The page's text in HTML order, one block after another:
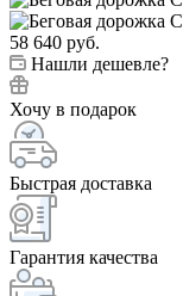
58 640 руб.
Нашли дешевле?
Хочу в подарок
Быстрая доставка
Гарантия качества